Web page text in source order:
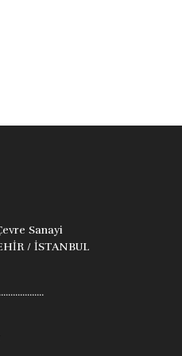
Sanayi
/ İSTANBUL